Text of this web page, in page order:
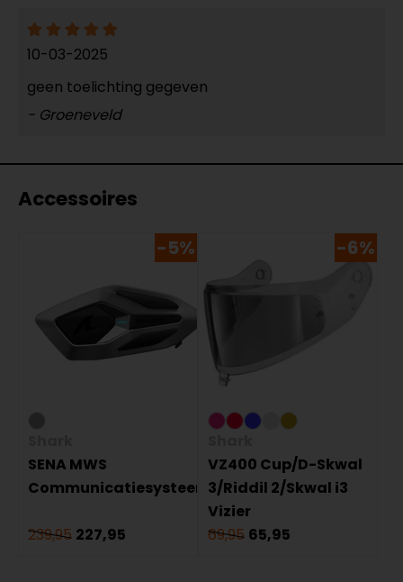
10-03-2025
geen toelichting gegeven
- Groeneveld
Accessoires
-5%
SENA MWS
Communicatiesysteem
239,95 227,95
-6%
VZ400 Cup/D-Skwal
3/Riddil 2/Skwal i3
Vizier
69,95 65,95